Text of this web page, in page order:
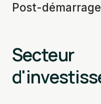
Post-
Secteur